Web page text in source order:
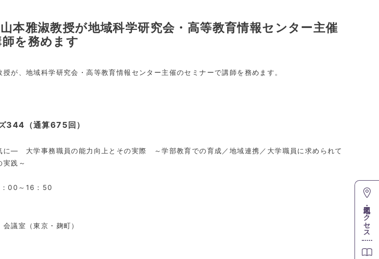
本雅淑教授が地域科学研究会・高等教育情報センター主催
を務めます
が、地域科学研究会・高等教育情報センター主催のセミナーで講師を務めます。
344（通算675回）
に― 大学事務職員の能力向上とその実際 ～学部教育での育成／地域連携／大学職員に求められて
実践～
00～16：50
議室（東京・麹町）
地図・アクセス